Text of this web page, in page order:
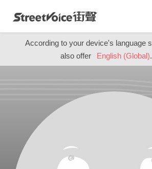
According to your device's language
also offer
English (Global).